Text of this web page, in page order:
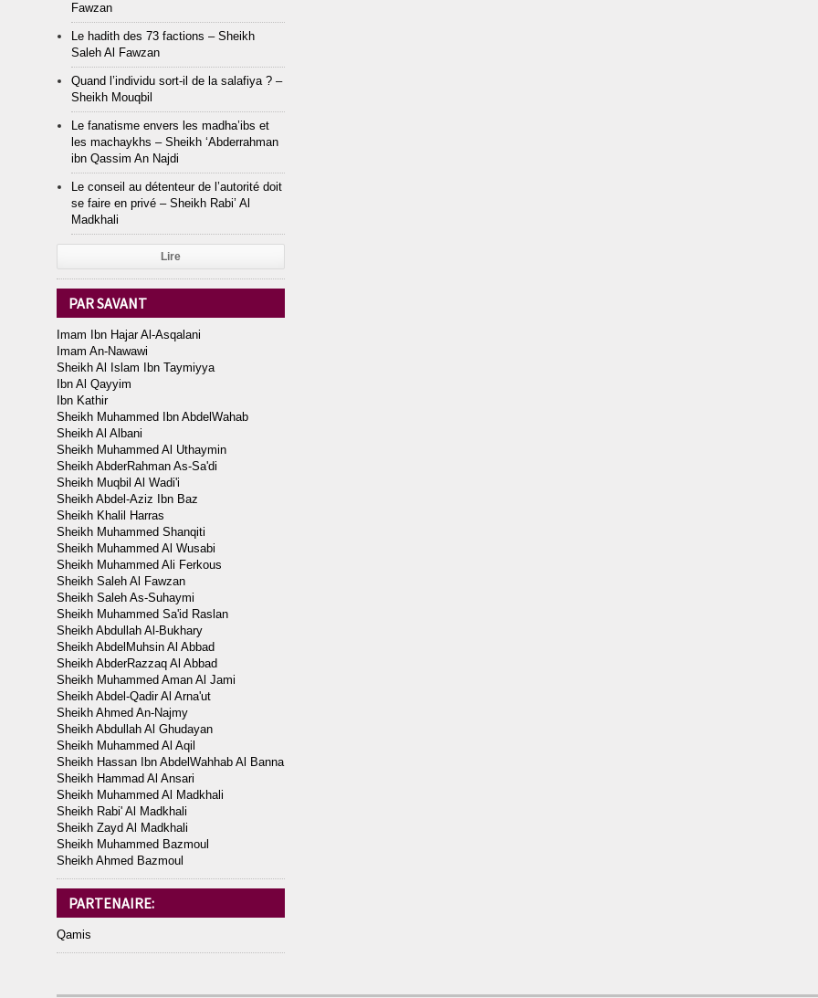
Fawzan
Le hadith des 73 factions – Sheikh
Saleh Al Fawzan
Quand l’individu sort-il de la salafiya ? –
Sheikh Mouqbil
Le fanatisme envers les madha’ibs et
les machaykhs – Sheikh ‘Abderrahman
ibn Qassim An Najdi
Le conseil au détenteur de l’autorité doit
se faire en privé – Sheikh Rabi’ Al
Madkhali
Lire
PAR SAVANT
Imam Ibn Hajar Al-Asqalani
Imam An-Nawawi
Sheikh Al Islam Ibn Taymiyya
Ibn Al Qayyim
Ibn Kathir
Sheikh Muhammed Ibn AbdelWahab
Sheikh Al Albani
Sheikh Muhammed Al Uthaymin
Sheikh AbderRahman As-Sa'di
Sheikh Muqbil Al Wadi'i
Sheikh Abdel-Aziz Ibn Baz
Sheikh Khalil Harras
Sheikh Muhammed Shanqiti
Sheikh Muhammed Al Wusabi
Sheikh Muhammed Ali Ferkous
Sheikh Saleh Al Fawzan
Sheikh Saleh As-Suhaymi
Sheikh Muhammed Sa'id Raslan
Sheikh Abdullah Al-Bukhary
Sheikh AbdelMuhsin Al Abbad
Sheikh AbderRazzaq Al Abbad
Sheikh Muhammed Aman Al Jami
Sheikh Abdel-Qadir Al Arna'ut
Sheikh Ahmed An-Najmy
Sheikh Abdullah Al Ghudayan
Sheikh Muhammed Al Aqil
Sheikh Hassan Ibn AbdelWahhab Al Banna
Sheikh Hammad Al Ansari
Sheikh Muhammed Al Madkhali
Sheikh Rabi' Al Madkhali
Sheikh Zayd Al Madkhali
Sheikh Muhammed Bazmoul
Sheikh Ahmed Bazmoul
PARTENAIRE:
Qamis